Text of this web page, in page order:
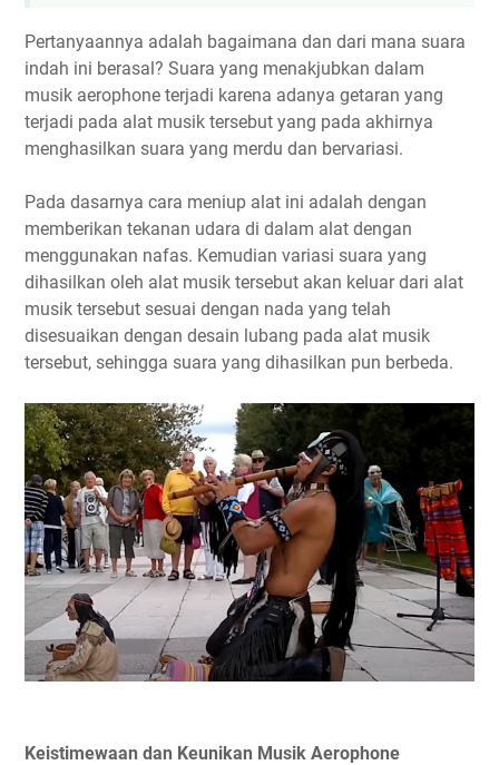
Pertanyaannya adalah bagaimana dan dari mana suara
indah ini berasal? Suara yang menakjubkan dalam
musik aerophone terjadi karena adanya getaran yang
terjadi pada alat musik tersebut yang pada akhirnya
menghasilkan suara yang merdu dan bervariasi.
Pada dasarnya cara meniup alat ini adalah dengan
memberikan tekanan udara di dalam alat dengan
menggunakan nafas. Kemudian variasi suara yang
dihasilkan oleh alat musik tersebut akan keluar dari alat
musik tersebut sesuai dengan nada yang telah
disesuaikan dengan desain lubang pada alat musik
tersebut, sehingga suara yang dihasilkan pun berbeda.
Keistimewaan dan Keunikan Musik Aerophone